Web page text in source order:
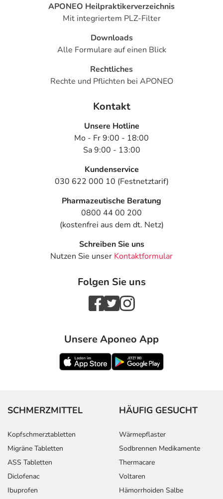
APONEO Heilpraktikerverzeichnis
Mit integriertem PLZ-Filter
Downloads
Alle Formulare auf einen Blick
Rechtliches
Rechte und Pflichten bei APONEO
Kontakt
Unsere Hotline
Mo - Fr 9:00 - 18:00
Sa 9:00 - 13:00
Kundenservice
030 622 000 10 (Festnetztarif)
Pharmazeutische Beratung
0800 44 00 200
(kostenfrei aus dem dt. Netz)
Schreiben Sie uns
Nutzen Sie unser Kontaktformular
Folgen Sie uns
Unsere Aponeo App
SCHMERZMITTEL
Kopfschmerztabletten
Migräne Tabletten
ASS Tabletten
Diclofenac
Ibuprofen
HÄUFIG GESUCHT
Wärmepflaster
Sodbrennen Medikamente
Thermacare
Voltaren
Hämorrhoiden Salbe